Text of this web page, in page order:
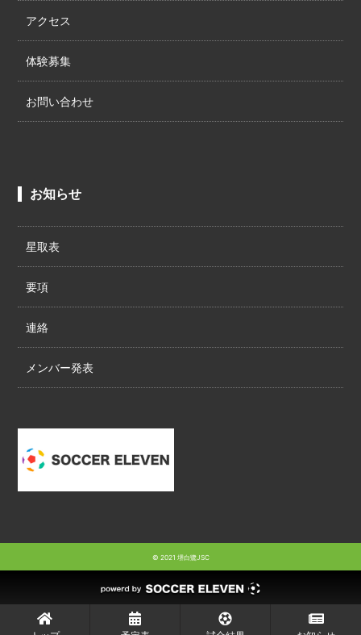
アクセス
体験募集
お問い合わせ
お知らせ
星取表
要項
連絡
メンバー発表
© 2021 堺白鷺JSC